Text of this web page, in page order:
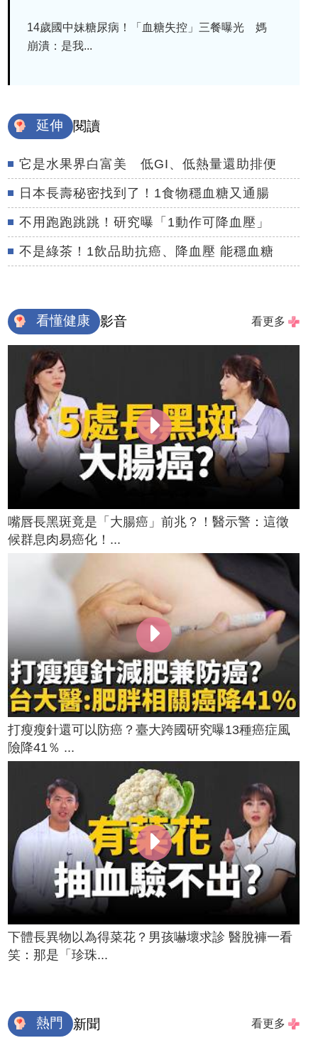
14歲國中妹糖尿病！「血糖失控」三餐曝光 媽
崩潰：是我...
延伸 閱讀
它是水果界白富美 低GI、低熱量還助排便
日本長壽秘密找到了！1食物穩血糖又通腸
不用跑跑跳跳！研究曝「1動作可降血壓」
不是綠茶！1飲品助抗癌、降血壓 能穩血糖
看懂健康 影音 看更多
嘴唇長黑斑竟是「大腸癌」前兆？！醫示警：這徵
候群息肉易癌化！...
打瘦瘦針還可以防癌？臺大跨國研究曝13種癌症風
險降41％ ...
下體長異物以為得菜花？男孩嚇壞求診 醫脫褲一看
笑：那是「珍珠...
熱門 新聞 看更多